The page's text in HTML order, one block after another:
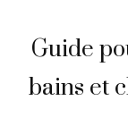
Guide
bains et